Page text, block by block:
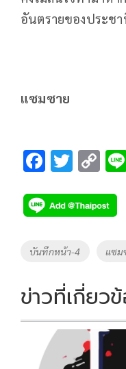
อันตรายของประช
แซมซาย
F
e
b
o
k
T
tt
er
C
p
y
Li
k
Tags
บันทึกหน้า-4 แซม
ข่าวที่เกี่ยว